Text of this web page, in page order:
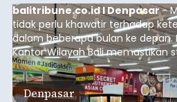
balitribune.co.id I Denpasar-
tidak perlu khawatir terhadap
dalam beberapa bulan ke depan.
Kantor Wilayah Bali memastikan
Beras Pemerintah (CBP) masih
aman, bahkan diproyeksikan
kebutuhan masyarakat hingga
Denpasar